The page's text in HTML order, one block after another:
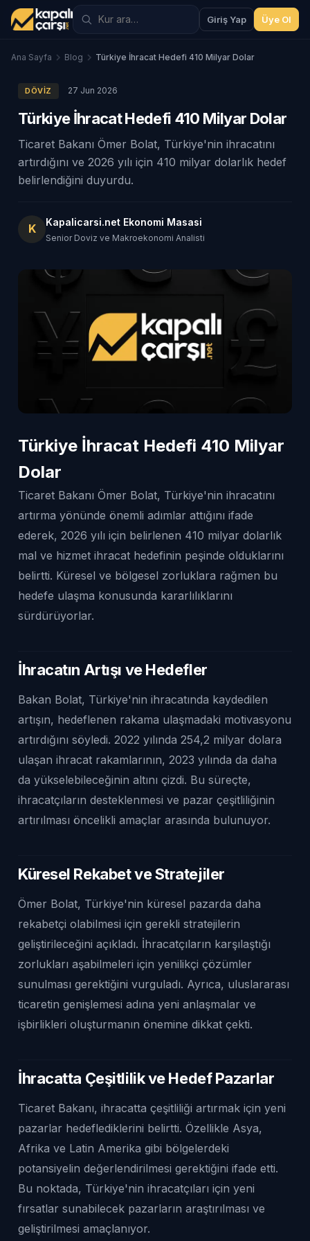
Giriş Yap Üye Ol
Ana Sayfa Blog Türkiye İhracat Hedefi 410 Milyar Dolar
DÖVIZ 27 Jun 2026
Türkiye İhracat Hedefi 410 Milyar Dolar
Ticaret Bakanı Ömer Bolat, Türkiye'nin ihracatını
artırdığını ve 2026 yılı için 410 milyar dolarlık hedef
belirlendiğini duyurdu.
K Kapalicarsi.net Ekonomi Masasi
Senior Doviz ve Makroekonomi Analisti
Türkiye İhracat Hedefi 410 Milyar
Dolar
Ticaret Bakanı Ömer Bolat, Türkiye'nin ihracatını
artırma yönünde önemli adımlar attığını ifade
ederek, 2026 yılı için belirlenen 410 milyar dolarlık
mal ve hizmet ihracat hedefinin peşinde olduklarını
belirtti. Küresel ve bölgesel zorluklara rağmen bu
hedefe ulaşma konusunda kararlılıklarını
sürdürüyorlar.
İhracatın Artışı ve Hedefler
Bakan Bolat, Türkiye'nin ihracatında kaydedilen
artışın, hedeflenen rakama ulaşmadaki motivasyonu
artırdığını söyledi. 2022 yılında 254,2 milyar dolara
ulaşan ihracat rakamlarının, 2023 yılında da daha
da yükselebileceğinin altını çizdi. Bu süreçte,
ihracatçıların desteklenmesi ve pazar çeşitliliğinin
artırılması öncelikli amaçlar arasında bulunuyor.
Küresel Rekabet ve Stratejiler
Ömer Bolat, Türkiye'nin küresel pazarda daha
rekabetçi olabilmesi için gerekli stratejilerin
geliştirileceğini açıkladı. İhracatçıların karşılaştığı
zorlukları aşabilmeleri için yenilikçi çözümler
sunulması gerektiğini vurguladı. Ayrıca, uluslararası
ticaretin genişlemesi adına yeni anlaşmalar ve
işbirlikleri oluşturmanın önemine dikkat çekti.
İhracatta Çeşitlilik ve Hedef Pazarlar
Ticaret Bakanı, ihracatta çeşitliliği artırmak için yeni
pazarlar hedeflediklerini belirtti. Özellikle Asya,
Afrika ve Latin Amerika gibi bölgelerdeki
potansiyelin değerlendirilmesi gerektiğini ifade etti.
Bu noktada, Türkiye'nin ihracatçıları için yeni
fırsatlar sunabilecek pazarların araştırılması ve
geliştirilmesi amaçlanıyor.